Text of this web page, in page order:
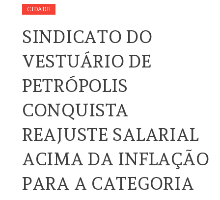
CIDADE
SINDICATO DO
VESTUÁRIO DE
PETRÓPOLIS
CONQUISTA
REAJUSTE SALARIAL
ACIMA DA INFLAÇÃO
PARA A CATEGORIA